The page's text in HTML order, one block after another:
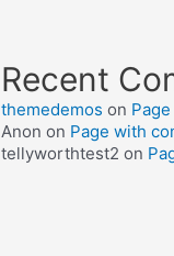
Recent
themedemos on
Anon on Page with
tellyworthtest2 on